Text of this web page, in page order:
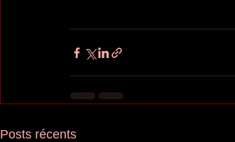
Posts récents